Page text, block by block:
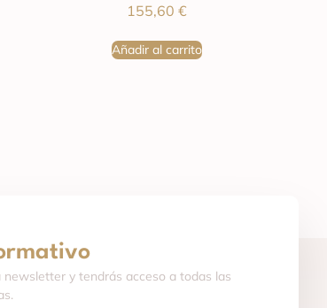
155,60€
Añadir al carrito
y tendrás acceso a todas las